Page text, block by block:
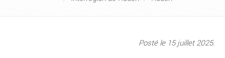
Posté le 15 juillet 2025.